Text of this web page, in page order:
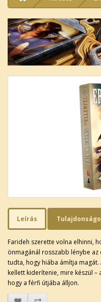
Leírás
Farideh szerette volna elhinni,
önmagánál rosszabb lénybe
tudta, hogy hiába ámítja
kellett kiderítenie, mire készül –
hogy a férfi útjába álljon.